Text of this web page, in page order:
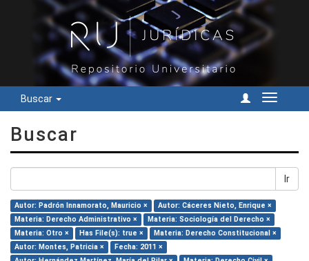
Buscar
Cambiar
Buscar
Ir
Autor: Padrón Innamorato, Mauricio ×
Autor: Cáceres Nieto, Enrique ×
Materia: Derecho Administrativo ×
Materia: Sociología del Derecho ×
Materia: Otro ×
Has File(s): true ×
Materia: Derecho Constitucional ×
Autor: Montes, Patricia ×
Fecha: 2011 ×